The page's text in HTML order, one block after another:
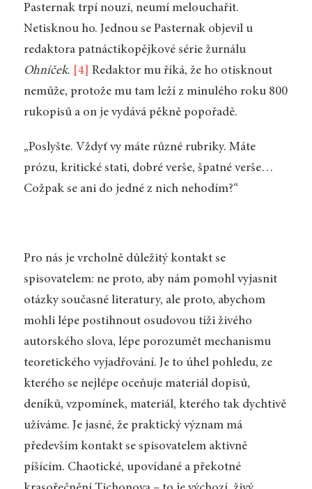
Pasternak trpí nouzí, neumí melouchařit.
Netisknou ho. Jednou se Pasternak objevil u
redaktora patnáctikopějkové série žurnálu
Ohníček. [4]
Redaktor mu říká, že ho otisknout
nemůže, protože mu tam leží z minulého roku 800
rukopisů a on je vydává pěkně popořadě.
„Poslyšte. Vždyť vy máte různé rubriky. Máte
prózu, kritické stati, dobré verše, špatné verše…
Cožpak se ani do jedné z nich nehodím?“
Pro nás je vrcholně důležitý kontakt se
spisovatelem: ne proto, aby nám pomohl vyjasnit
otázky současné literatury, ale proto, abychom
mohli lépe postihnout osudovou tíži živého
autorského slova, lépe porozumět mechanismu
teoretického vyjadřování. Je to úhel pohledu, ze
kterého se nejlépe oceňuje materiál dopisů,
deníků, vzpomínek, materiál, kterého tak dychtivě
užíváme. Je jasné, že praktický význam má
především kontakt se spisovatelem aktivně
píšícím. Chaotické, upovídané a překotné